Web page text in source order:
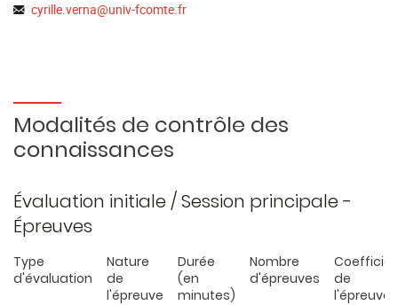
cyrille.verna@univ-fcomte.fr
Modalités de contrôle des
connaissances
Évaluation initiale / Session principale -
Épreuves
Type
d'évaluation
Nature
de
l'épreuve
Durée
(en
minutes)
Nombre
d'épreuves
de
l'épreuve